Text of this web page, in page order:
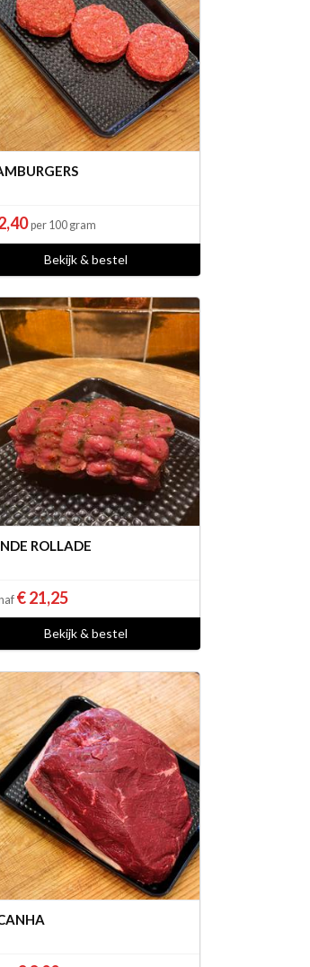
per 100 gram
Bekijk & bestel
ROLLADE
€ 21,25
Bekijk & bestel